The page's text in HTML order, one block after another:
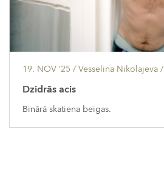
19. NOV ’25 / Vesselina Nikolajeva /
Dzidrās acis
Binārā skatiena beigas.